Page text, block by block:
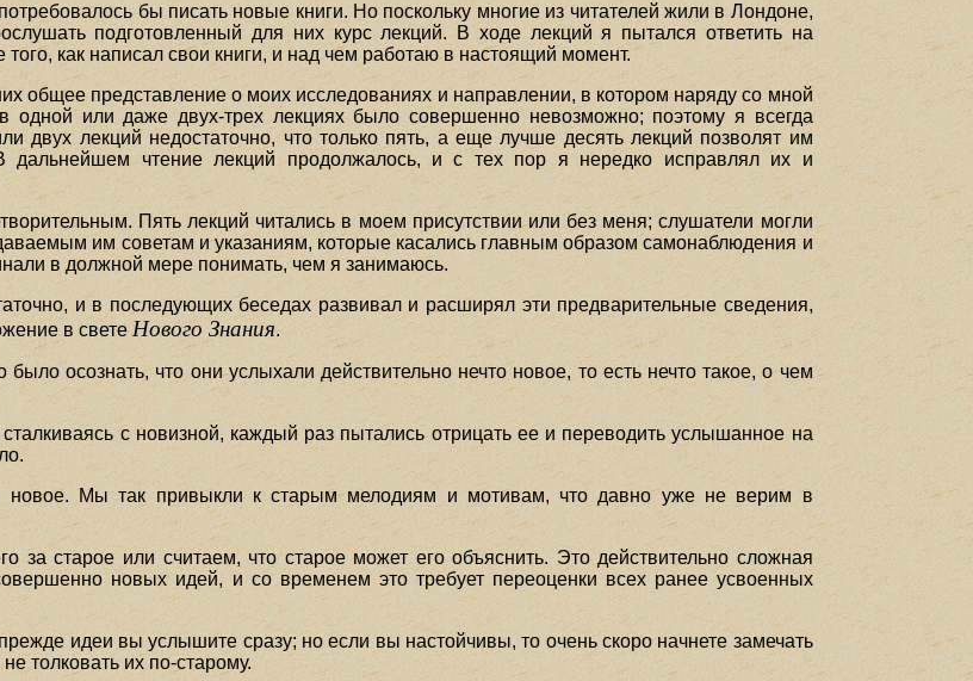
бы писать новые книги. Но поскольку многие из читателей жили в Лондоне,
подготовленный для них курс лекций. В ходе лекций я пытался ответить на
как написал свои книги, и над чем работаю в настоящий момент.
общее представление о моих исследованиях и направлении, в котором наряду со мной
одной или даже двух-трех лекциях было совершенно невозможно; поэтому я всегда
двух лекций недостаточно, что только пять, а еще лучше десять лекций позволят им
дальнейшем чтение лекций продолжалось, и с тех пор я нередко исправлял их и
Пять лекций читались в моем присутствии или без меня; слушатели могли
им советам и указаниям, которые касались главным образом самонаблюдения и
в должной мере понимать, чем я занимаюсь.
и в последующих беседах развивал и расширял эти предварительные сведения,
в светеНового Знания.
осознать, что они услыхали действительно нечто новое, то есть нечто такое, о чем
с новизной, каждый раз пытались отрицать ее и переводить услышанное на
новое. Мы так привыкли к старым мелодиям и мотивам, что давно уже не верим в
старое или считаем, что старое может его объяснить. Это действительно сложная
новых идей, и со временем это требует переоценки всех ранее усвоенных
идеи вы услышите сразу; но если вы настойчивы, то очень скоро начнете замечать
толковать их по-старому.